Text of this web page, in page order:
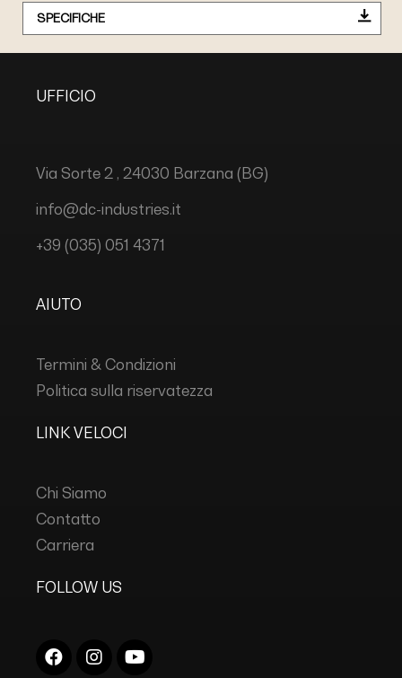
SPECIFICHE
UFFICIO
Via Sorte 2 , 24030 Barzana (BG)
info@dc-industries.it
+39 (035) 051 4371
AIUTO
Termini & Condizioni
Politica sulla riservatezza
LINK VELOCI
Chi Siamo
Contatto
Carriera
FOLLOW US